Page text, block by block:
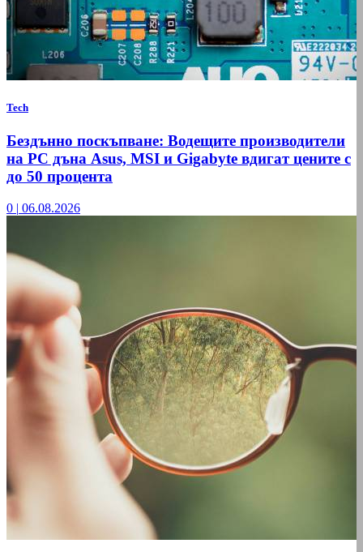
Tech
Бездънно поскъпване: Водещите производители
на РС дъна Asus, MSI и Gigabyte вдигат цените с
до 50 процента
0 | 06.08.2026